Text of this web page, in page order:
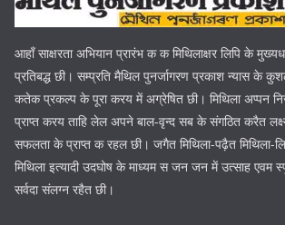
आहाँ साक्षरता अभियान प्रारंभ क क मिथिलाक्षर लिपि के
प्रतिबद्ध छी। सम्प्रति मैथिल पुनर्जागरण प्रकाश न्यास के
कतेक प्रकल्प के पूरा करय में अग्रेषित छी। मिथिला अप्पन
प्राप्त करय ताहि लेल अपने बाल-वृन्द सब के संगठित करैत
सफलता के प्राप्त क रहल छी। जगैत मिथिला-पढ़ैत मिथिला-
मिथिला इत्यादी उदघोष के माध्यम स जन जन में उत्साह एवम
सर्वदा संलग्न रहैत छी।